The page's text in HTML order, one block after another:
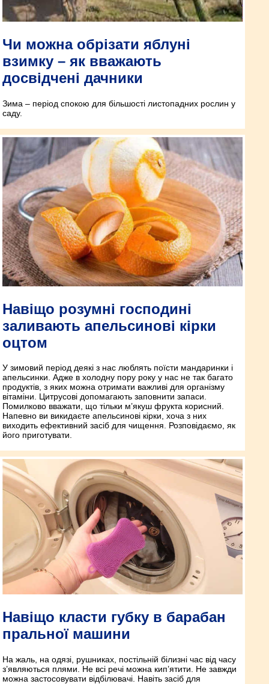
Чи можна обрізати яблуні
взимку – як вважають
досвідчені дачники
Зима – період спокою для більшості листопадних рослин у
саду.
Навіщо розумні господині
заливають апельсинові кірки
оцтом
У зимовий період деякі з нас люблять поїсти мандаринки і
апельсинки. Адже в холодну пору року у нас не так багато
продуктів, з яких можна отримати важливі для організму
вітаміни. Цитрусові допомагають заповнити запаси.
Помилково вважати, що тільки м’якуш фрукта корисний.
Напевно ви викидаєте апельсинові кірки, хоча з них
виходить ефективний засіб для чищення. Розповідаємо, як
його приготувати.
Навіщо класти губку в барабан
пральної машини
На жаль, на одязі, рушниках, постільній білизні час від часу
з’являються плями. Не всі речі можна кип’ятити. Не завжди
можна застосовувати відбілювачі. Навіть засіб для